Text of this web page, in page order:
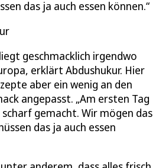
das ja auch essen können.
geschmacklich irgendwo
erklärt Abdushukur. Hier
aber ein wenig an den
angepasst. „Am ersten Tag
gemacht. Wir mögen das
das ja auch essen